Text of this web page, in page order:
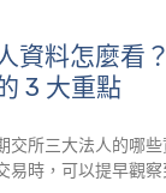
資料怎麼看
3 大重點
交所三大法人的哪些
易時，可以提早觀